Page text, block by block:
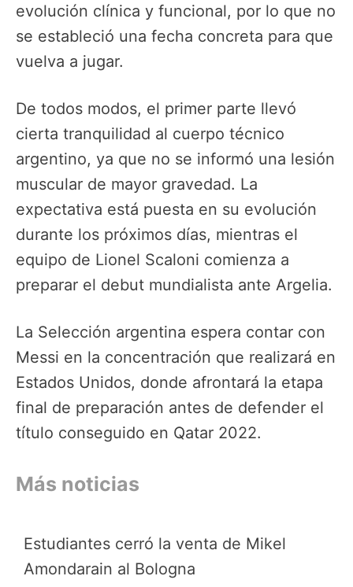
evolución clínica y funcional, por lo que no
se estableció una fecha concreta para que
vuelva a jugar.
De todos modos, el primer parte llevó
cierta tranquilidad al cuerpo técnico
argentino, ya que no se informó una lesión
muscular de mayor gravedad. La
expectativa está puesta en su evolución
durante los próximos días, mientras el
equipo de Lionel Scaloni comienza a
preparar el debut mundialista ante Argelia.
La Selección argentina espera contar con
Messi en la concentración que realizará en
Estados Unidos, donde afrontará la etapa
final de preparación antes de defender el
título conseguido en Qatar 2022.
Más noticias
Estudiantes cerró la venta de Mikel
Amondarain al Bologna